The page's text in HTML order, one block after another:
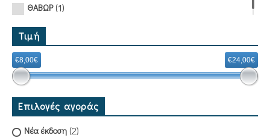
ΘΑΒΩΡ(1)
Τιμή
€8,00€ €24,00€
Επιλογές αγοράς
Νέα έκδοση (2)